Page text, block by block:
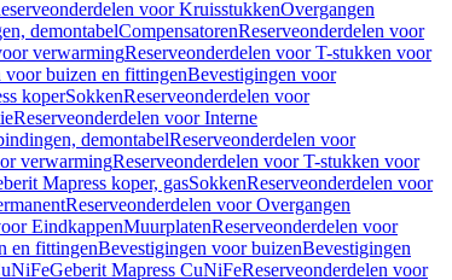
voor KruisstukkenOvergangen
demontabelCompensatorenReserveonderdelen voor
verwarmingReserveonderdelen voor T-stukken voor
buizen en fittingenBevestigingen voor
koperSokkenReserveonderdelen voor
Reserveonderdelen voor Interne
demontabelReserveonderdelen voor
verwarmingReserveonderdelen voor T-stukken voor
Mapress koper, gasSokkenReserveonderdelen voor
Reserveonderdelen voor Overgangen
EindkappenMuurplatenReserveonderdelen voor
en fittingenBevestigingen voor buizenBevestigingen
Geberit Mapress CuNiFeReserveonderdelen voor